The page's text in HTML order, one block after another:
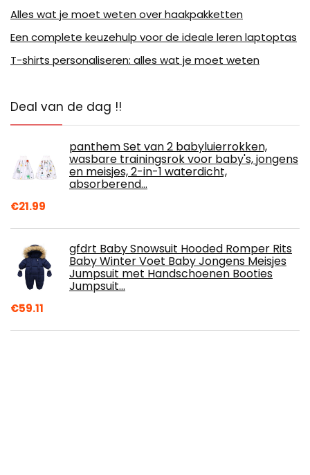
Alles wat je moet weten over haakpakketten
Een complete keuzehulp voor de ideale leren laptoptas
T-shirts personaliseren: alles wat je moet weten
Deal van de dag !!
panthem Set van 2 babyluierrokken,
wasbare trainingsrok voor baby's, jongens
en meisjes, 2-in-1 waterdicht,
absorberend…
€21.99
gfdrt Baby Snowsuit Hooded Romper Rits
Baby Winter Voet Baby Jongens Meisjes
Jumpsuit met Handschoenen Booties
Jumpsuit…
€59.11